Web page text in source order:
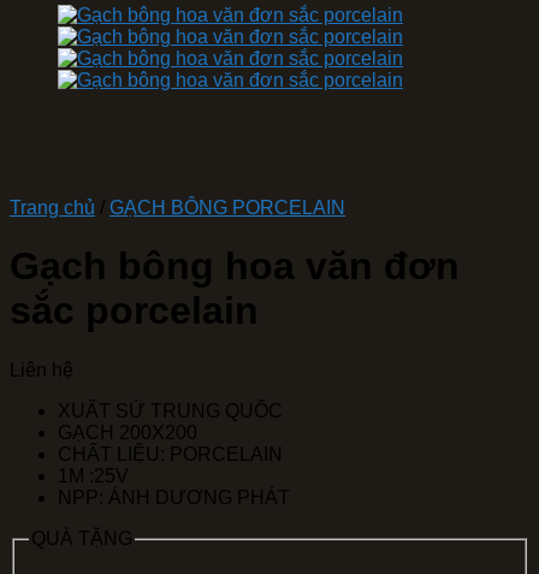
Trang chủ / GẠCH BÔNG PORCELAIN
Gạch bông hoa văn đơn
sắc porcelain
Liên hệ
XUẤT SỨ TRUNG QUỐC
GẠCH 200X200
CHẤT LIỆU: PORCELAIN
1M :25V
NPP: ÁNH DƯƠNG PHÁT
QUÀ TẶNG